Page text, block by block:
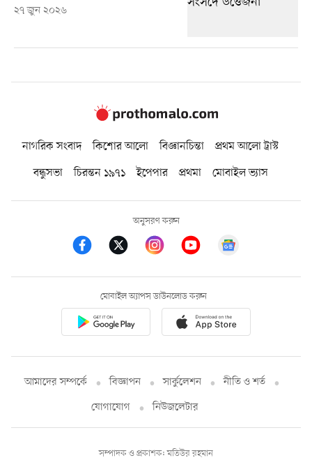
২৭ জুন ২০২৬
নাগরিক সংবাদ কিশোর আলো বিজ্ঞানচিন্তা
প্রথম আলো ট্রাস্ট
বন্ধুসভা
চিরন্তন ১৯৭১ ইপেপার প্রথমা মোবাইল ভ্যাস
অনুসরণ করুন
মোবাইল অ্যাপস ডাউনলোড করুন
আমাদের সম্পর্কে বিজ্ঞাপন সার্কুলেশন
নীতি ও শর্ত
যোগাযোগ
নিউজলেটার
সম্পাদক ও প্রকাশক: মতিউর রহমান